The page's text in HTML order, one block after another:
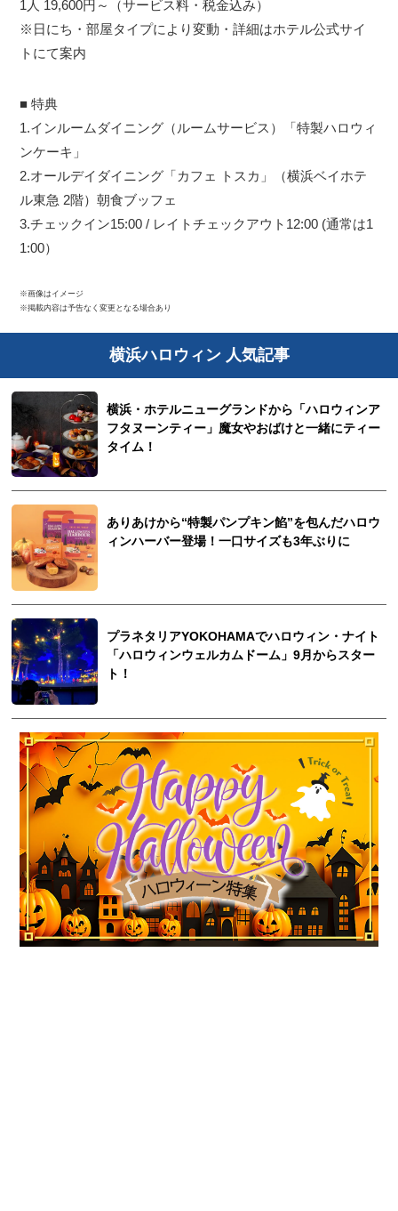
1人 19,600円～（サービス料・税金込み）
※日にち・部屋タイプにより変動・詳細はホテル公式サイ
トにて案内
■ 特典
1.インルームダイニング（ルームサービス）「特製ハロウィ
ンケーキ」
2.オールデイダイニング「カフェ トスカ」（横浜ベイホテ
ル東急 2階）朝食ブッフェ
3.チェックイン15:00 / レイトチェックアウト12:00 (通常は1
1:00）
※画像はイメージ
※掲載内容は予告なく変更となる場合あり
横浜ハロウィン 人気記事
横浜・ホテルニューグランドから「ハロウィンア
フタヌーンティー」魔女やおばけと一緒にティー
タイム！
ありあけから“特製パンプキン餡”を包んだハロウ
ィンハーバー登場！一口サイズも3年ぶりに
プラネタリアYOKOHAMAでハロウィン・ナイト
「ハロウィンウェルカムドーム」9月からスター
ト！